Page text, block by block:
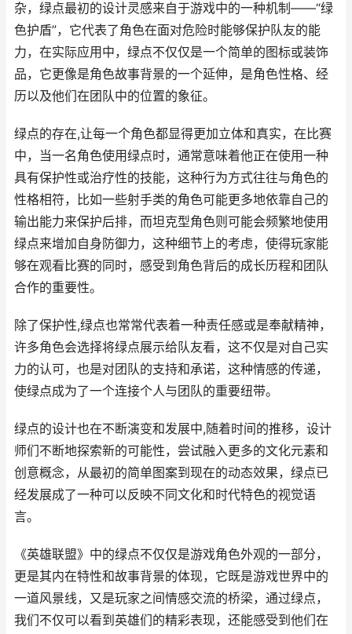
杂，绿点最初的设计灵感来自于游戏中的一种机制——“绿
色护盾”，它代表了角色在面对危险时能够保护队友的能
力，在实际应用中，绿点不仅仅是一个简单的图标或装饰
品，它更像是角色故事背景的一个延伸，是角色性格、经
历以及他们在团队中的位置的象征。
绿点的存在,让每一个角色都显得更加立体和真实，在比赛
中，当一名角色使用绿点时，通常意味着他正在使用一种
具有保护性或治疗性的技能，这种行为方式往往与角色的
性格相符，比如一些射手类的角色可能更多地依靠自己的
输出能力来保护后排，而坦克型角色则可能会频繁地使用
绿点来增加自身防御力，这种细节上的考虑，使得玩家能
够在观看比赛的同时，感受到角色背后的成长历程和团队
合作的重要性。
除了保护性,绿点也常常代表着一种责任感或是奉献精神，
许多角色会选择将绿点展示给队友看，这不仅是对自己实
力的认可，也是对团队的支持和承诺，这种情感的传递，
使绿点成为了一个连接个人与团队的重要纽带。
绿点的设计也在不断演变和发展中,随着时间的推移，设计
师们不断地探索新的可能性，尝试融入更多的文化元素和
创意概念，从最初的简单图案到现在的动态效果，绿点已
经发展成了一种可以反映不同文化和时代特色的视觉语
言。
《英雄联盟》中的绿点不仅仅是游戏角色外观的一部分，
更是其内在特性和故事背景的体现，它既是游戏世界中的
一道风景线，又是玩家之间情感交流的桥梁，通过绿点，
我们不仅可以看到英雄们的精彩表现，还能感受到他们在